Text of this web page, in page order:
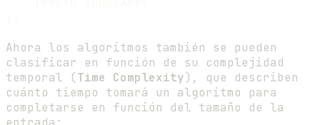
Ahora los algoritmos también se pueden
clasificar en función de su complejidad
temporal (Time Complexity), que describen
cuánto tiempo tomará un algoritmo para
completarse en función del tamaño de la